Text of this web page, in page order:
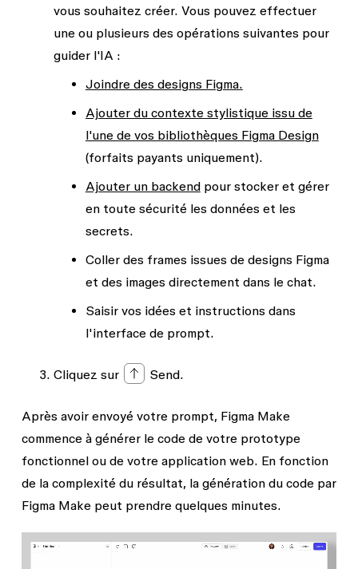
vous souhaitez créer. Vous pouvez effectuer
une ou plusieurs des opérations suivantes pour
guider l'IA :
Joindre des designs Figma.
Ajouter du contexte stylistique issu de
l'une de vos bibliothèques Figma Design
(forfaits payants uniquement).
Ajouter un backendpour stocker et gérer
en toute sécurité les données et les
secrets.
Coller des frames issues de designs Figma
et des images directement dans le chat.
Saisir vos idées et instructions dans
l'interface de prompt.
Cliquez sur Send.
Après avoir envoyé votre prompt, Figma Make
commence à générer le code de votre prototype
fonctionnel ou de votre application web. En fonction
de la complexité du résultat, la génération du code par
Figma Make peut prendre quelques minutes.